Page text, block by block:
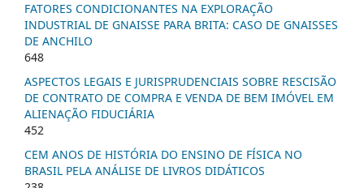
FATORES CONDICIONANTES NA EXPLORAÇÃO
INDUSTRIAL DE GNAISSE PARA BRITA: CASO DE GNAISSES
DE ANCHILO
648
ASPECTOS LEGAIS E JURISPRUDENCIAIS SOBRE RESCISÃO
DE CONTRATO DE COMPRA E VENDA DE BEM IMÓVEL EM
ALIENAÇÃO FIDUCIÁRIA
452
CEM ANOS DE HISTÓRIA DO ENSINO DE FÍSICA NO
BRASIL PELA ANÁLISE DE LIVROS DIDÁTICOS